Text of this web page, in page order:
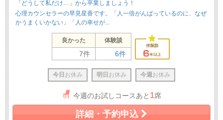
「どうして私だけ…」から卒業しましょう！
心理カウンセラーの早見星香です。「人一倍がんばっているのに、なぜ
かうまくいかない」「人の幸せが...
良かった 体験談
7件 6件
今日 お休み 明日 お休み 今週 お休み
今週のお試しコースあと 1席
詳細・予約申込